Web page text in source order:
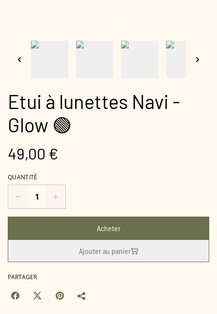
Etui à lunettes Navi -
Glow 🟢
49,00 €
QUANTITÉ
Acheter
Ajouter au panier
PARTAGER